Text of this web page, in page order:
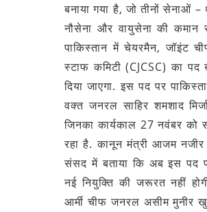
बनाया गया है, जो तीनों सेनाओं
नौसेना और वायुसेना की कमान
पाकिस्तान में चेयरमैन, जॉइंट
स्टाफ कमिटी (CJCSC) का
दिया जाएगा. इस पद पर
वक्त जनरल साहिर शमशाद
जिनका कार्यकाल 27 नवंबर को
रहा है. कानून मंत्री आजम
संसद में बताया कि अब इस पद
नई नियुक्ति की जरूरत नहीं
आर्मी चीफ जनरल असीम मुनीर